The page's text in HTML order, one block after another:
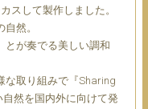
スして製作しました。
然。
とが奏でる美しい調和
な取り組みで『Sharing
然を国内外に向けて発